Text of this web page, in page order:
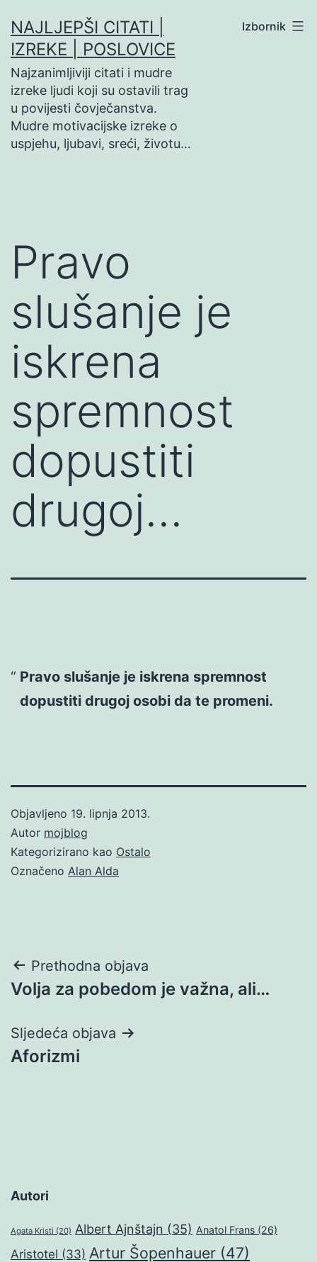
na
sadržaj
NAJLJEPŠI CITATI |
IZREKE | POSLOVICE
Najzanimljiviji citati i mudre
izreke ljudi koji su ostavili trag
u povijesti čovječanstva.
Mudre motivacijske izreke o
uspjehu, ljubavi, sreći, životu…
Izbornik
Pravo
slušanje je
iskrena
spremnost
dopustiti
drugoj…
Pravo slušanje je iskrena spremnost
dopustiti drugoj osobi da te promeni.
Objavljeno 19. lipnja 2013.
Autor mojblog
Kategorizirano kao Ostalo
Označeno Alan Alda
Navigacija
objava
Prethodna objava
Volja za pobedom je važna, ali…
Sljedeća objava
Aforizmi
Autori
Agata Kristi (20) Albert Ajnštajn (35) Anatol Frans (26)
Aristotel (33) Artur Šopenhauer (47)